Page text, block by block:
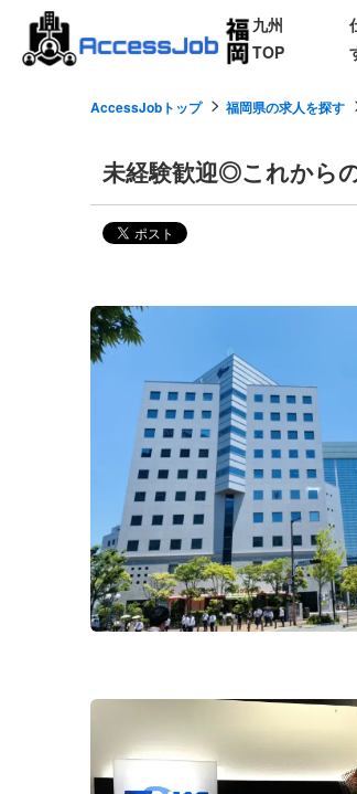
九州
TOP
AccessJobトップ 福岡県の求人を探す
未経験歓迎◎これから